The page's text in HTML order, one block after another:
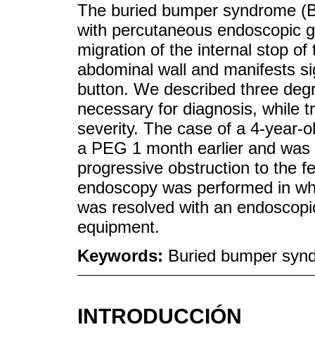
The buried bumper syndrome
with percutaneous endoscopic
migration of the internal stop
abdominal wall and manifests
button. We described three
necessary for diagnosis, while
severity. The case of a 4-year-
a PEG 1 month earlier and
progressive obstruction to the
endoscopy was performed in
was resolved with an
equipment.
Keywords: Buried bumper
INTRODUCCIÓN